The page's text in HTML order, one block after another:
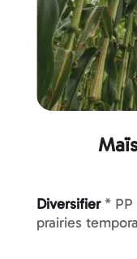
Diversifier* PP
prairies